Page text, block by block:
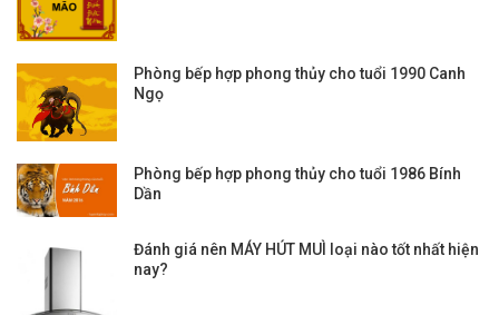
Phòng bếp hợp phong thủy cho tuổi 1990 Canh
Ngọ
Phòng bếp hợp phong thủy cho tuổi 1986 Bính
Dần
Đánh giá nên MÁY HÚT MUÌ loại nào tốt nhất hiện
nay?